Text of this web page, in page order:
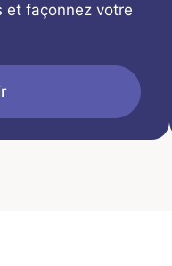
et façonnez votre